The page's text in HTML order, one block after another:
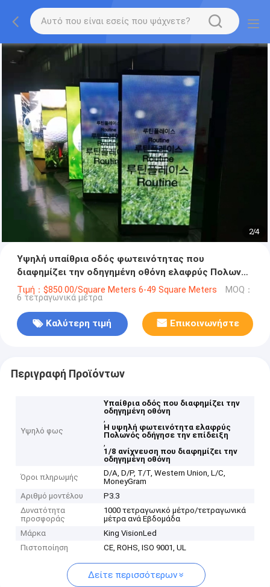
2/4
Υψηλή υπαίθρια οδός φωτεινότητας που
διαφημίζει την οδηγημένη οθόνη ελαφρύς Πολωνός
1/8 τρόπος Drive ανίχνευσης
Τιμή：$850.00/Square Meters 6-49 Square Meters MOQ：
6 τετραγωνικά μέτρα
Καλύτερη τιμή Επικοινωνήστε
Περιγραφή Προϊόντων
Υψηλό φως
Υπαίθρια οδός που διαφημίζει την
οδηγημένη οθόνη
,
Η υψηλή φωτεινότητα ελαφρύς
Πολωνός οδήγησε την επίδειξη
,
1/8 ανίχνευση που διαφημίζει την
οδηγημένη οθόνη
Όροι πληρωμής
D/A, D/P, T/T, Western Union, L/C,
MoneyGram
Αριθμό μοντέλου
P3.3
Δυνατότητα
προσφοράς
1000 τετραγωνικό μέτρο/τετραγωνικά
μέτρα ανά Εβδομάδα
Μάρκα
King VisionLed
Πιστοποίηση
CE, ROHS, ISO 9001, UL
Δείτε περισσότερων